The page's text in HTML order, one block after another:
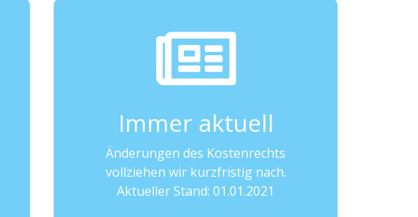
Immer aktuell
Änderungen des Kostenrechts
vollziehen wir kurzfristig nach.
Aktueller Stand: 01.01.2021